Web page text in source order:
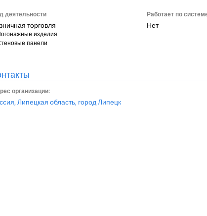
деятельности
торговля
изделия
панели
Работает по
Нет
организации:
Липецкая область, город Липецк